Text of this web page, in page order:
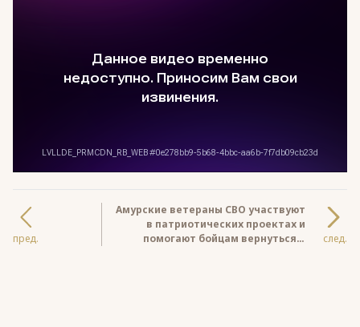
пред.
Амурские ветераны СВО участвуют
в патриотических проектах и
помогают бойцам вернуться к
след.